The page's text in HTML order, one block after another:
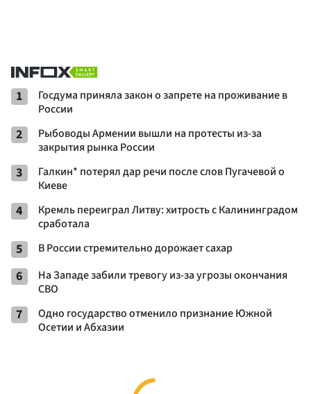
1
Госдума приняла закон о запрете на проживание в
России
2
Рыбоводы Армении вышли на протесты из-за
закрытия рынка России
3
Галкин* потерял дар речи после слов Пугачевой о
Киеве
4
Кремль переиграл Литву: хитрость с Калининградом
сработала
5 В России стремительно дорожает сахар
6
На Западе забили тревогу из-за угрозы окончания
СВО
7
Одно государство отменило признание Южной
Осетии и Абхазии